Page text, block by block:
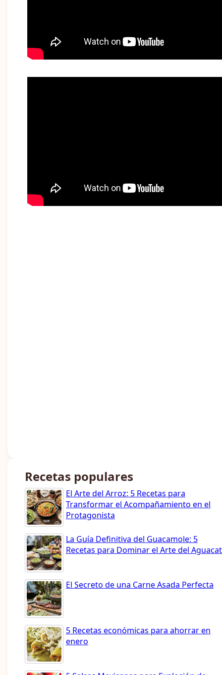
Recetas populares
El Arte del Arroz: 5 Recetas para
Transformar el Acompañamiento en el
Protagonista
La Guía Definitiva del Guacamole: 5
Recetas para Dominar el Arte del
El Secreto de una Carne Asada Perfecta
5 Recetas económicas para ahorrar en
enero